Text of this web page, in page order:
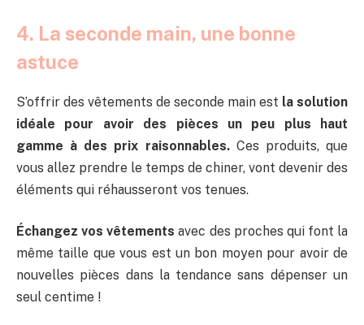
4. La seconde main, une bonne
astuce
S’offrir des vêtements de seconde main est la solution
idéale pour avoir des pièces un peu plus haut
gamme à des prix raisonnables.Ces produits, que
vous allez prendre le temps de chiner, vont devenir des
éléments qui réhausseront vos tenues.
Échangez vos vêtements avec des proches qui font la
même taille que vous est un bon moyen pour avoir de
nouvelles pièces dans la tendance sans dépenser un
seul centime !